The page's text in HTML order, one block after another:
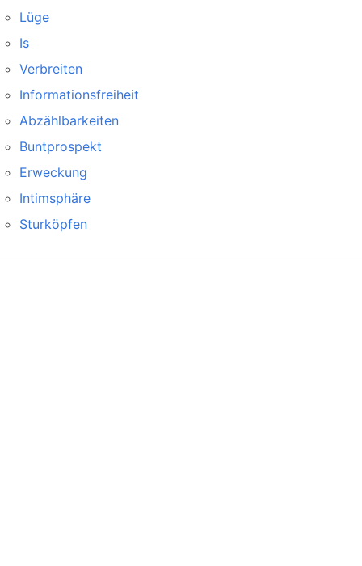
Lüge
Is
Verbreiten
Informationsfreiheit
Abzählbarkeiten
Buntprospekt
Erweckung
Intimsphäre
Sturköpfen